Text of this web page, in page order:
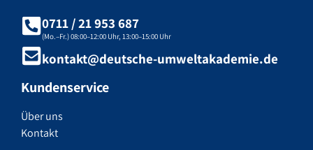
0711 / 21 953 687
(Mo.–Fr.) 08:00–12:00 Uhr, 13:00–15:00 Uhr
kontakt@deutsche-umweltakademie.de
Kundenservice
Über uns
Kontakt